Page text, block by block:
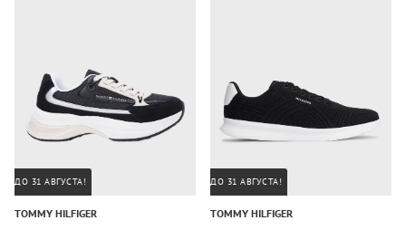
ДО 31 АВГУСТА!
TOMMY HILFIGER
ДО 31 АВГУСТА!
TOMMY HILFIGER